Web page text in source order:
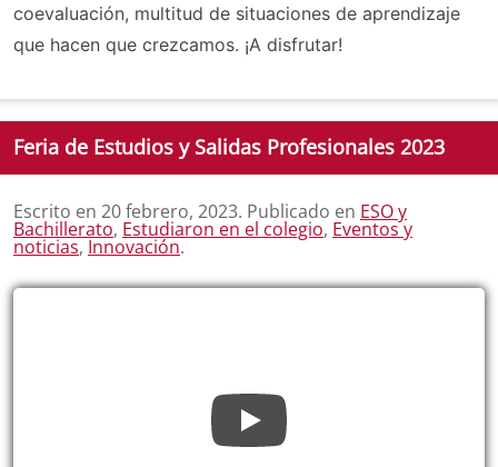
coevaluación, multitud de situaciones de aprendizaje
que hacen que crezcamos. ¡A disfrutar!
Feria de Estudios y Salidas Profesionales 2023
Escrito en 20 febrero, 2023. Publicado en ESO y
Bachillerato, Estudiaron en el colegio, Eventos y
noticias,Innovación.